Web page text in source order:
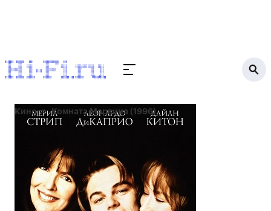
Кино Комната Марвина (1996)